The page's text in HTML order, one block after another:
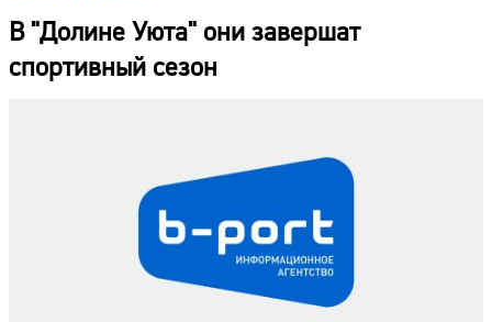
В "Долине Уюта" они завершат
спортивный сезон
Курсы валют